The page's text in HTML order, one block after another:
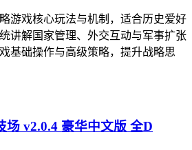
游戏核心玩法与机制，适合历史爱好
讲解国家管理、外交互动与军事扩张
基础操作与高级策略，提升战略思
场 v2.0.4 豪华中文版 全D